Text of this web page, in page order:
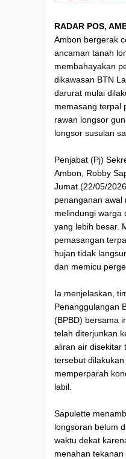
RADAR POS,
Ambon bergerak
ancaman tanah
membahayakan
dikawasan BTN
darurat mulai
memasang terpal
rawan longsor
longsor susulan
Penjabat (Pj)
Ambon, Robby
Jumat (22/05/
penanganan awal
melindungi warga
yang lebih besar.
pemasangan
hujan tidak
dan memicu
Ia menjelaskan,
Penanggulangan
(BPBD) bersama
telah diterjunkan
aliran air disekitar
tersebut
memperparah
labil.
Sapulette
longsoran belum
waktu dekat
menahan